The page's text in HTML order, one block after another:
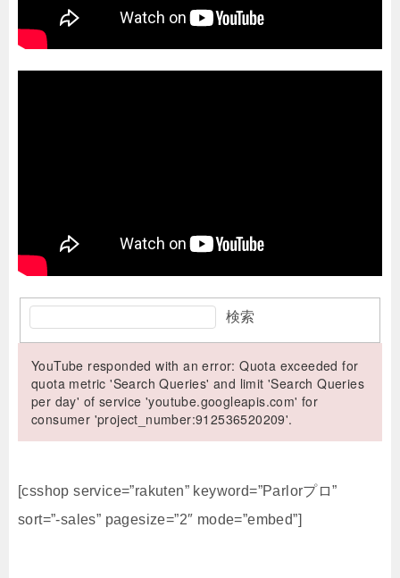
検索
YouTube responded with an error: Quota exceeded for
quota metric 'Search Queries' and limit 'Search Queries
per day' of service 'youtube.googleapis.com' for
consumer 'project_number:912536520209'.
[csshop service=”rakuten” keyword=”Parlorプロ”
sort=”-sales” pagesize=”2″ mode=”embed”]